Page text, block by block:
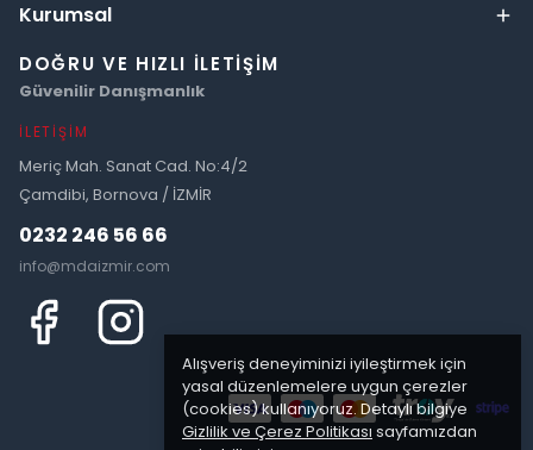
Alışveriş deneyiminizi iyileştirmek için
yasal düzenlemelere uygun çerezler
(cookies) kullanıyoruz. Detaylı bilgiye
Gizlilik ve Çerez Politikası sayfamızdan
Kurumsal
DOĞRU VE HIZLI İLETIŞIM
Güvenilir Danışmanlık
İLETIŞIM
Meriç Mah. Sanat Cad. No:4/2
Çamdibi, Bornova / İZMİR
0232 246 56 66
info@mdaizmir.com